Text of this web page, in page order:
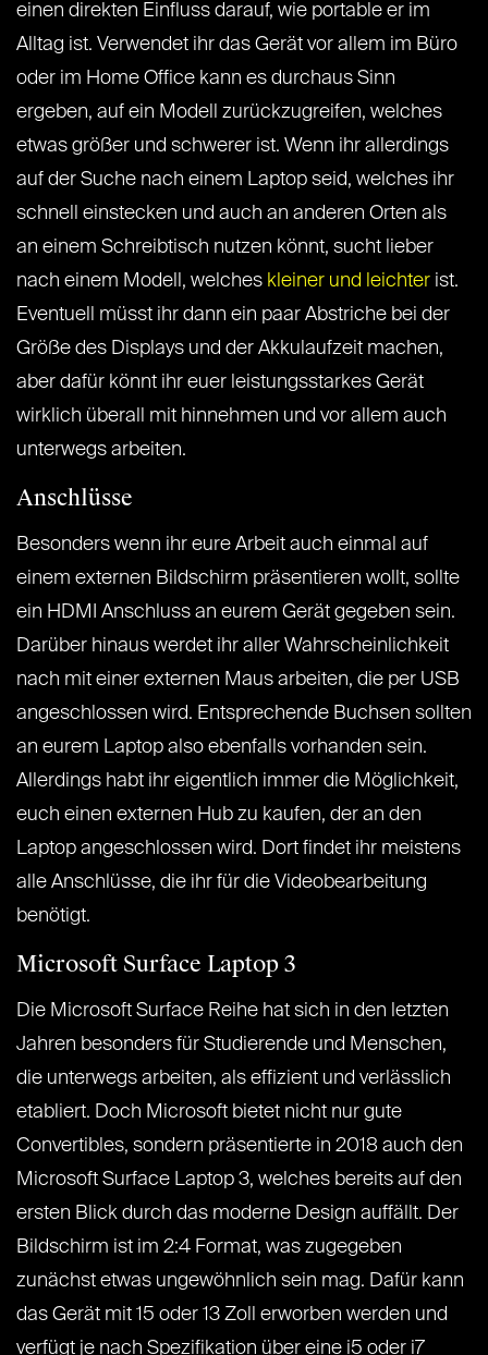
einen direkten Einfluss darauf, wie portable er im
Alltag ist. Verwendet ihr das Gerät vor allem im Büro
oder im Home Office kann es durchaus Sinn
ergeben, auf ein Modell zurückzugreifen, welches
etwas größer und schwerer ist. Wenn ihr allerdings
auf der Suche nach einem Laptop seid, welches ihr
schnell einstecken und auch an anderen Orten als
an einem Schreibtisch nutzen könnt, sucht lieber
nach einem Modell, welches kleiner und leichter ist.
Eventuell müsst ihr dann ein paar Abstriche bei der
Größe des Displays und der Akkulaufzeit machen,
aber dafür könnt ihr euer leistungsstarkes Gerät
wirklich überall mit hinnehmen und vor allem auch
unterwegs arbeiten.
Anschlüsse
Besonders wenn ihr eure Arbeit auch einmal auf
einem externen Bildschirm präsentieren wollt, sollte
ein HDMI Anschluss an eurem Gerät gegeben sein.
Darüber hinaus werdet ihr aller Wahrscheinlichkeit
nach mit einer externen Maus arbeiten, die per USB
angeschlossen wird. Entsprechende Buchsen sollten
an eurem Laptop also ebenfalls vorhanden sein.
Allerdings habt ihr eigentlich immer die Möglichkeit,
euch einen externen Hub zu kaufen, der an den
Laptop angeschlossen wird. Dort findet ihr meistens
alle Anschlüsse, die ihr für die Videobearbeitung
benötigt.
Microsoft Surface Laptop 3
Die Microsoft Surface Reihe hat sich in den letzten
Jahren besonders für Studierende und Menschen,
die unterwegs arbeiten, als effizient und verlässlich
etabliert. Doch Microsoft bietet nicht nur gute
Convertibles, sondern präsentierte in 2018 auch den
Microsoft Surface Laptop 3, welches bereits auf den
ersten Blick durch das moderne Design auffällt. Der
Bildschirm ist im 2:4 Format, was zugegeben
zunächst etwas ungewöhnlich sein mag. Dafür kann
das Gerät mit 15 oder 13 Zoll erworben werden und
verfügt je nach Spezifikation über eine i5 oder i7